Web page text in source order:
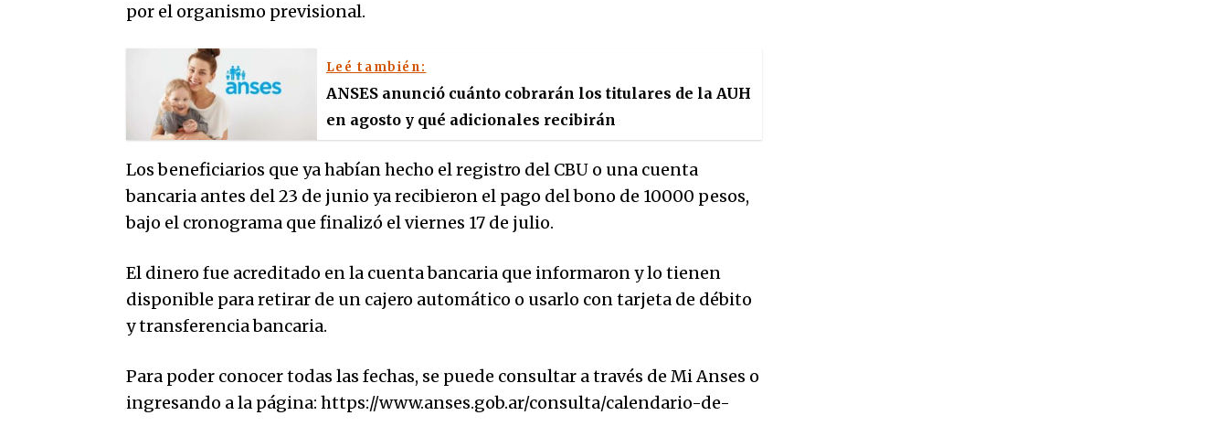
por el organismo previsional.
Leé también:
ANSES anunció cuánto cobrarán los titulares de la AUH
en agosto y qué adicionales recibirán
Los beneficiarios que ya habían hecho el registro del CBU o una cuenta
bancaria antes del 23 de junio ya recibieron el pago del bono de 10000 pesos,
bajo el cronograma que finalizó el viernes 17 de julio.
El dinero fue acreditado en la cuenta bancaria que informaron y lo tienen
disponible para retirar de un cajero automático o usarlo con tarjeta de débito
y transferencia bancaria.
Para poder conocer todas las fechas, se puede consultar a través de Mi Anses o
ingresando a la página: https://www.anses.gob.ar/consulta/calendario-de-